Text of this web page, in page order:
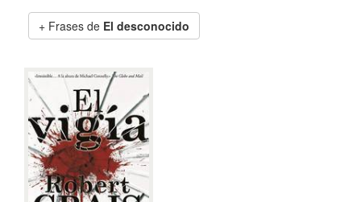
Frases de El desconocido